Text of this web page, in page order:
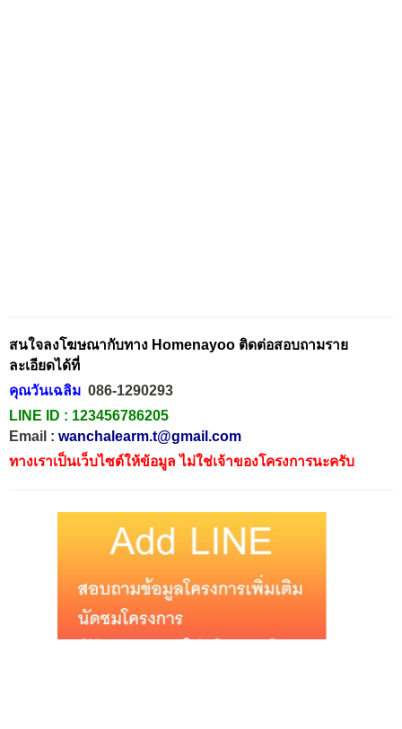
สนใจลงโฆษณากับทาง Homenayoo ติดต่อสอบถามราย
ละเอียดได้ที่
คุณวันเฉลิม 086-1290293
LINE ID : 123456786205
Email : wanchalearm.t@gmail.com
ทางเราเป็นเว็บไซต์ให้ข้อมูล ไม่ใช่เจ้าของโครงการนะครับ